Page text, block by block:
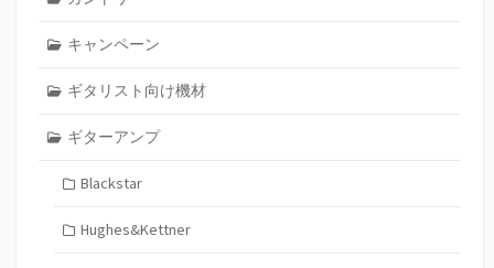
キャンペーン
ギタリスト向け機材
ギターアンプ
Blackstar
Hughes&Kettner